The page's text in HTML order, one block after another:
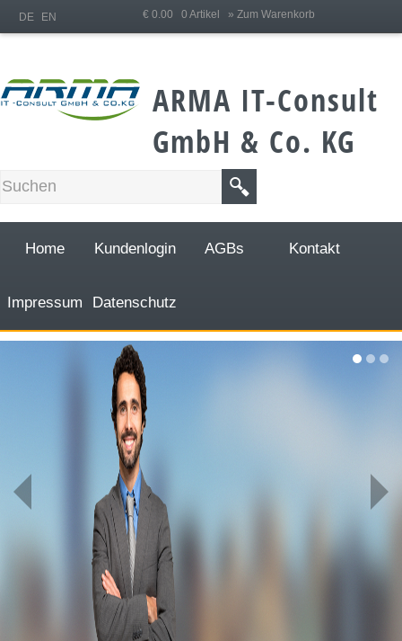
€ 0.00 0 Artikel » Zum Warenkorb
DE EN
ARMA IT-Consult
GmbH & Co. KG
Home Kundenlogin AGBs Kontakt
Impressum Datenschutz